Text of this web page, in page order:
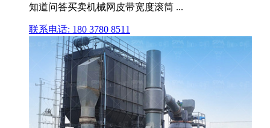
知道问答买卖机械网皮带宽度滚筒 ...
联系电话: 180 3780 8511